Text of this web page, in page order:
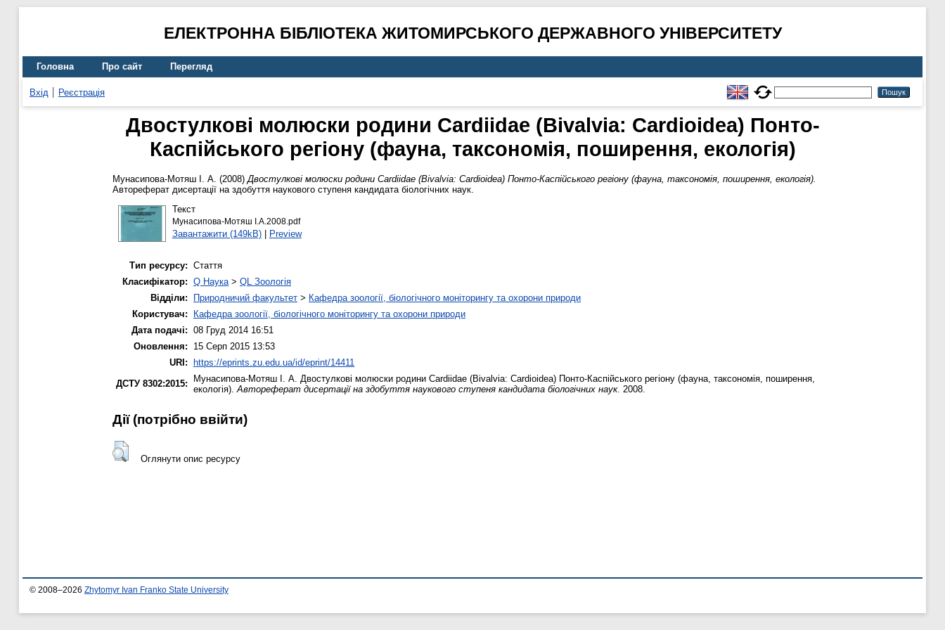
ЕЛЕКТРОННА БІБЛІОТЕКА ЖИТОМИРСЬКОГО ДЕРЖАВНОГО УНІВЕРСИТЕТУ
Головна Про сайт Перегляд
Вхід Реєстрація
Двостулкові молюски родини Cardiidae (Bivalvia: Cardioidea) Понто-
Каспійського регіону (фауна, таксономія, поширення, екологія)
Мунасипова-Мотяш І. А. (2008)Двостулкові молюски родини Cardiidae (Bivalvia: Cardioidea) Понто-Каспійського регіону (фауна, таксономія, поширення, екологія).
Автореферат дисертації на здобуття наукового ступеня кандидата біологічних наук.
Текст
Мунасипова-Мотяш І.А.2008.pdf
Завантажити (149kB)| Preview
Тип ресурсу: Стаття
Класифікатор: Q Наука> QL Зоологія
Відділи:
Природничий факультет > Кафедра зоології, біологічного моніторингу та охорони природи
Користувач:
Кафедра зоології, біологічного моніторингу та охорони природи
Дата подачі: 08 Груд 2014 16:51
Оновлення:
15 Серп 2015 13:53
URI:
https://eprints.zu.edu.ua/id/eprint/14411
ДСТУ 8302:2015:
Мунасипова-Мотяш І. А. Двостулкові молюски родини Cardiidae (Bivalvia: Cardioidea) Понто-Каспійського регіону (фауна, таксономія, поширення,
екологія).Автореферат дисертації на здобуття наукового ступеня кандидата біологічних наук. 2008.
Дії ​​(потрібно ввійти)
Оглянути опис ресурсу
© 2008–2026 Zhytomyr Ivan Franko State University